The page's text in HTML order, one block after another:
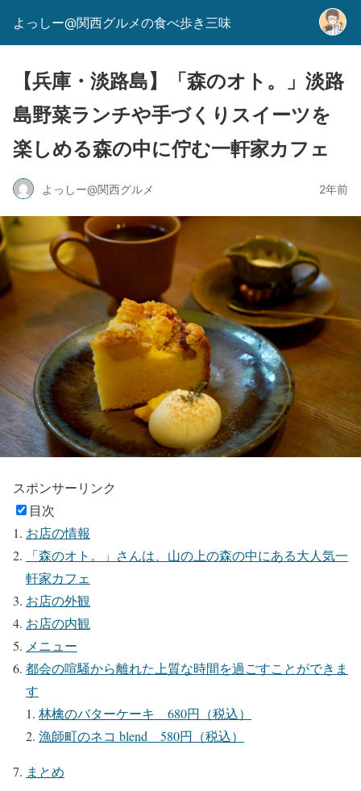
よっしー@関西グルメの食べ歩き三味
【兵庫・淡路島】「森のオト。」淡路
島野菜ランチや手づくりスイーツを
楽しめる森の中に佇む一軒家カフェ
よっしー@関西グルメ 2年前
スポンサーリンク
目次
お店の情報
「森のオト。」さんは、山の上の森の中にある大人気一
軒家カフェ
お店の外観
お店の内観
メニュー
都会の喧騒から離れた上質な時間を過ごすことができま
す
林檎のバターケーキ 680円（税込）
漁師町のネコ blend 580円（税込）
まとめ